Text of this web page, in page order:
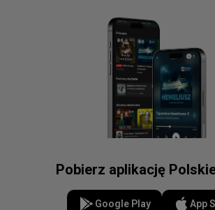
Pobierz aplikację
Google Play App